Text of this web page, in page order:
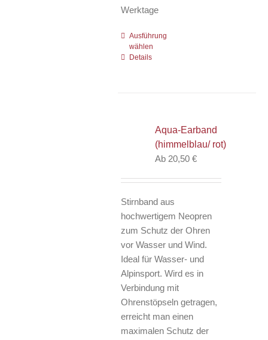
Werktage
Ausführung
wählen
auf
der
werden
Details
Aqua-Earband
(himmelblau/ rot)
Ab 20,50€
Stirnband aus
hochwertigem Neopren
zum Schutz der Ohren
vor Wasser und Wind.
Ideal für Wasser- und
Alpinsport. Wird es in
Verbindung mit
Ohrenstöpseln getragen,
erreicht man einen
maximalen Schutz der